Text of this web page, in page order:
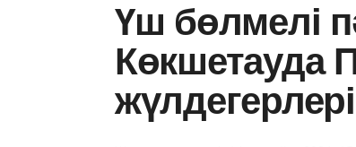
Үш бөлмелі
Көкшетауда